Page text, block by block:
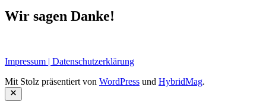
Wir sagen Danke!
Impressum | Datenschutzerklärung
Mit Stolz präsentiert von WordPress und HybridMag.
Schließen